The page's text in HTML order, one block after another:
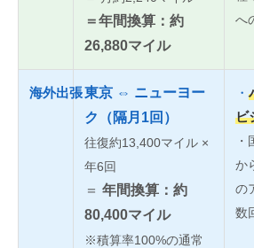
＝年間換算：約
26,880マイル
へ
海外出張東京 ⇔ ニューヨー
ク（隔月1回）
往復約13,400マイル ×
年6回
＝ 年間換算： 約
80,400マイル
※積算率100%の通常
・
ビ
か
の
数